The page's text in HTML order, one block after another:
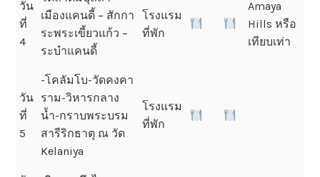
วัน
ที่
4
เมืองแคนดี้ – สักกา
ระพระเขี้ยวแก้ว –
ระบำแคนดี้
โรงแรม
ที่พัก
Amaya
Hills หรือ
เทียบเท่า
วัน
ที่
5
-โคลัมโบ-วัดคงคา
ราม-วิหารกลาง
น้ำ-กราบพระบรม
สารีริกธาตุ ณ วัด
Kelaniya
โรงแรม
ที่พัก